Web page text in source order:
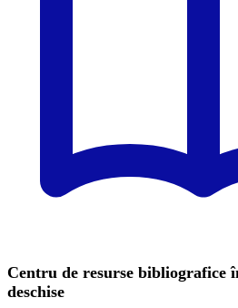
Centru de resurse bibliografice
deschise